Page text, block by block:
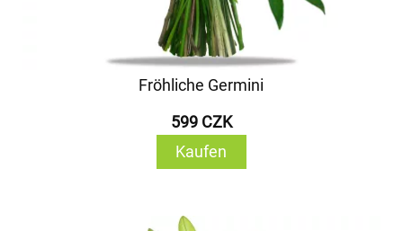
Fröhliche Germini
599 CZK
Kaufen